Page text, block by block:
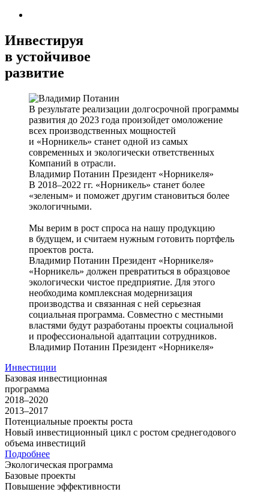
Инвестируя
в устойчивое
развитие
В результате реализации долгосрочной программы
развития до 2023 года произойдет омоложение
всех производственных мощностей
и «Норникель» станет одной из самых
современных и экологически ответственных
Компаний в отрасли.
Владимир Потанин Президент «Норникеля»
В 2018–2022 гг. «Норникель» станет более
«зеленым» и поможет другим становиться более
экологичными.
Мы верим в рост спроса на нашу продукцию
в будущем, и считаем нужным готовить портфель
проектов роста.
Владимир Потанин Президент «Норникеля»
«Норникель» должен превратиться в образцовое
экологически чистое предприятие. Для этого
необходима комплексная модернизация
производства и связанная с ней серьезная
социальная программа. Совместно с местными
властями будут разработаны проекты социальной
и профессиональной адаптации сотрудников.
Владимир Потанин Президент «Норникеля»
Инвестиции
Базовая инвестиционная
программа
2018–2020
2013–2017
Потенциальные проекты роста
Новый инвестиционный цикл с ростом среднегодового
объема инвестиций
Подробнее
Экологическая программа
Базовые проекты
Повышение эффективности